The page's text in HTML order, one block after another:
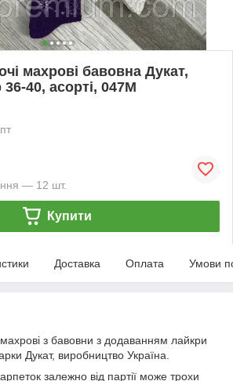
махрові бавовна Дукат,
36-40, асорті, 047М
— 12 шт.
Купити
Доставка Оплата Умови
з бавовни з додаванням лайкри
Дукат, виробництво Україна.
залежно від партії може трохи